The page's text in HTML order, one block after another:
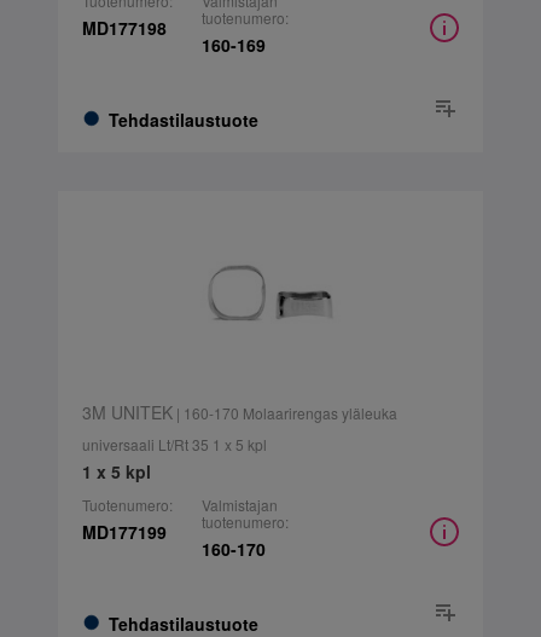
MD177198
Tehdastilaustuote
tuotenumero:
160-169
3M UNITEK| 160-170 Molaarirengas yläleuka
universaali Lt/Rt 35 1 x 5 kpl
1 x 5 kpl
Tuotenumero:
MD177199
Tehdastilaustuote
Valmistajan
tuotenumero:
160-170